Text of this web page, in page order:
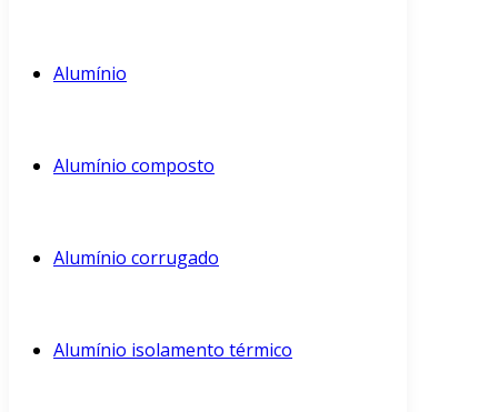
Alumínio
Alumínio composto
Alumínio corrugado
Alumínio isolamento térmico